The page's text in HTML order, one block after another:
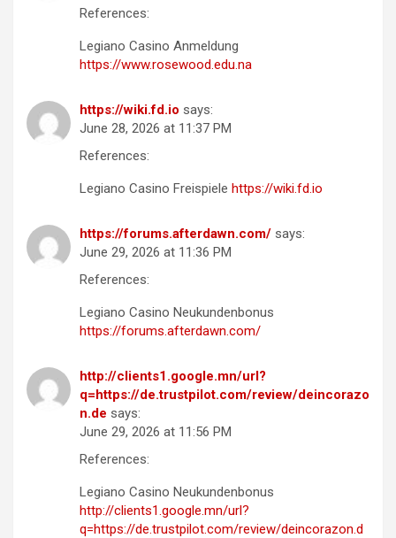
References:
Legiano Casino Anmeldung
https://www.rosewood.edu.na
https://wiki.fd.io says:
June 28, 2026 at 11:37 PM
References:
Legiano Casino Freispiele https://wiki.fd.io
https://forums.afterdawn.com/ says:
June 29, 2026 at 11:36 PM
References:
Legiano Casino Neukundenbonus
https://forums.afterdawn.com/
http://clients1.google.mn/url?
q=https://de.trustpilot.com/review/deincorazo
n.de says:
June 29, 2026 at 11:56 PM
References:
Legiano Casino Neukundenbonus
http://clients1.google.mn/url?
q=https://de.trustpilot.com/review/deincorazon.d